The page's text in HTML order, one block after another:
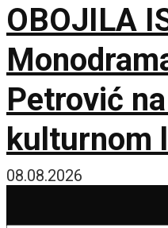
OBOJILA
Petrović
kulturnom
08.08.2026